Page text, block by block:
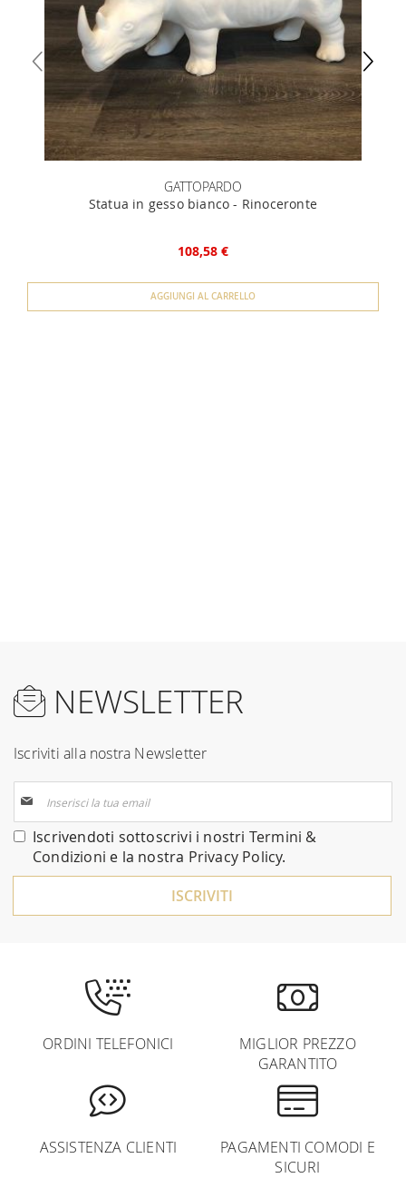
GATTOPARDO
Statua in gesso bianco - Rinoceronte
108,58 €
AGGIUNGI AL CARRELLO
NEWSLETTER
Iscriviti alla nostra Newsletter
alla
nostra
Newsletter:
Iscrivendoti sottoscrivi i nostri Termini &
Condizioni e la nostra Privacy Policy.
ISCRIVITI
ORDINI TELEFONICI
MIGLIOR PREZZO
GARANTITO
ASSISTENZA CLIENTI
PAGAMENTI COMODI E
SICURI